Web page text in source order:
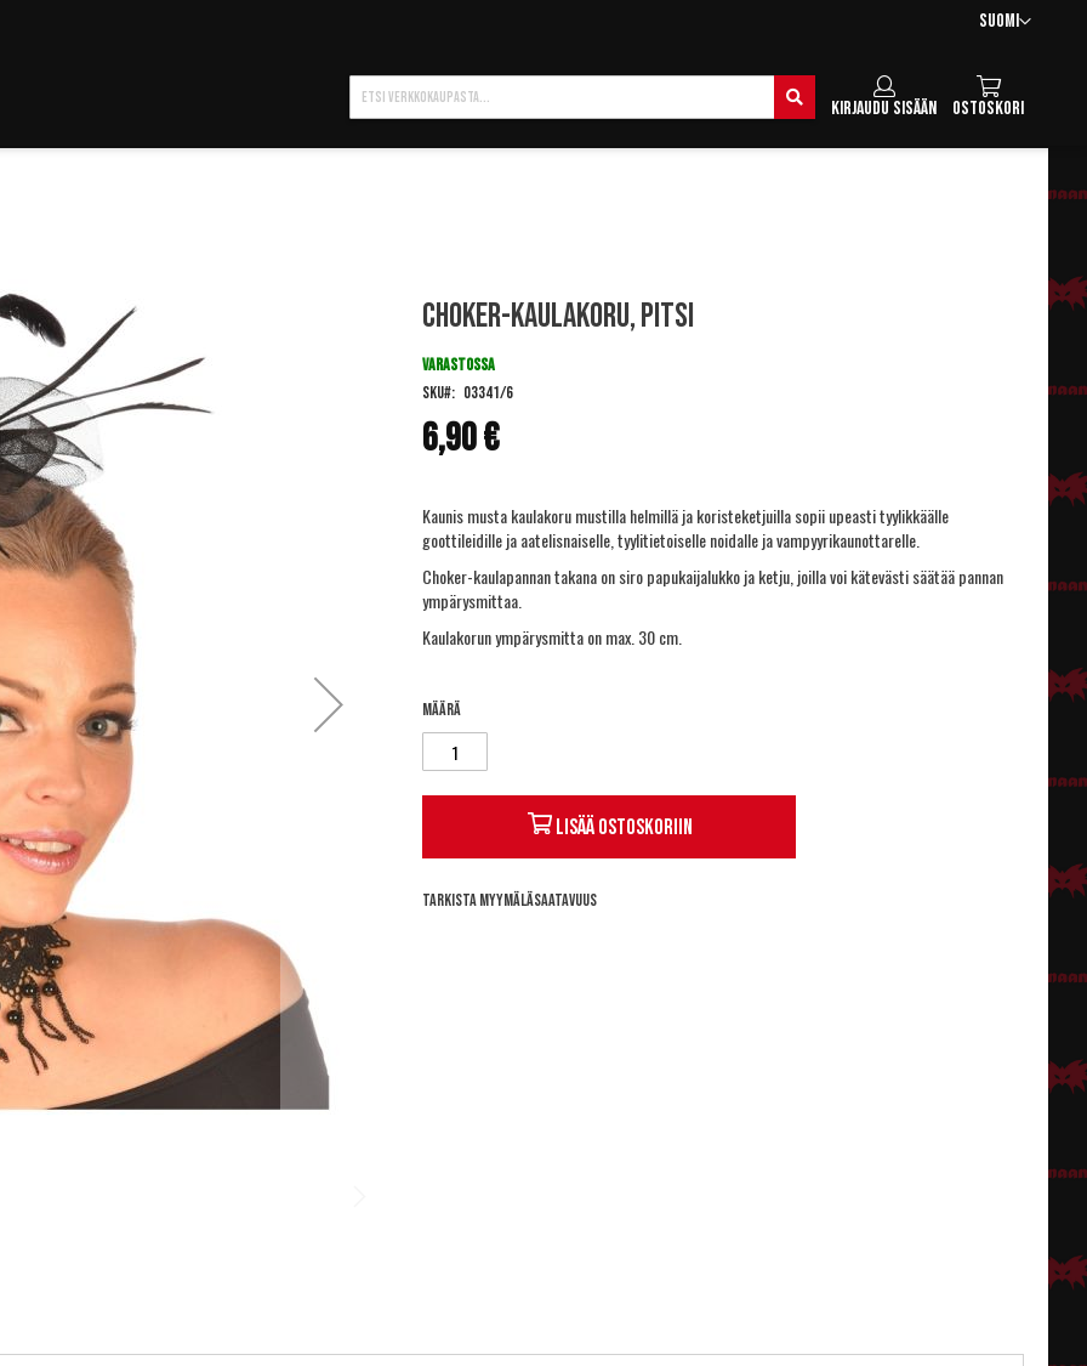
Kieli
Suomi
Ostoskori
Kirjaudu sisään
Hae
Choker-kaulakoru, pitsi
6,90 €
VARASTOSSA
SKU
03341/6
Kaunis musta kaulakoru mustilla helmillä ja koristeketjuilla sopii upeasti tyylikkäälle
goottileidille ja aatelisnaiselle, tyylitietoiselle noidalle ja vampyyrikaunottarelle.
Choker-kaulapannan takana on siro papukaijalukko ja ketju, joilla voi kätevästi säätää pannan
ympärysmittaa.
Kaulakorun ympärysmitta on max. 30 cm.
Määrä
Lisää ostoskoriin
Tarkista myymäläsaatavuus